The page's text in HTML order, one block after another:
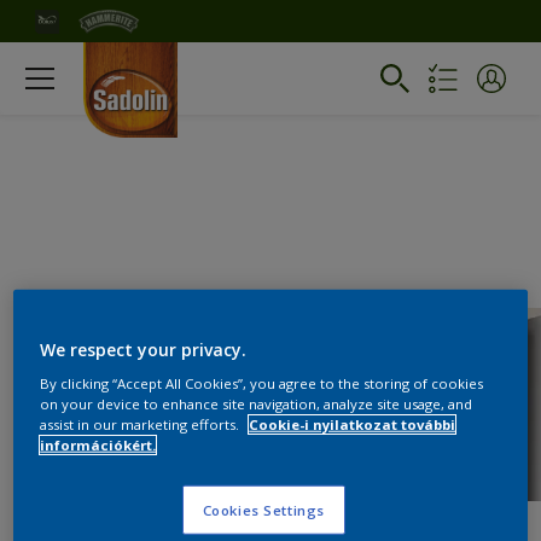
We respect your privacy.
By clicking “Accept All Cookies”, you agree to the storing of cookies
on your device to enhance site navigation, analyze site usage, and
assist in our marketing efforts.
Cookie-i nyilatkozat további
információkért.
Cookies Settings